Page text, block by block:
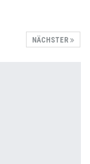
NÄCHSTER